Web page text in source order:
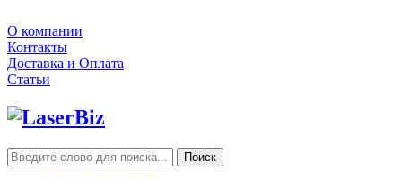
О компании
Контакты
Доставка и Оплата
Статьи
Поиск